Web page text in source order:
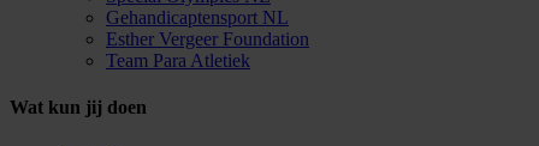
Gehandicaptensport NL
Esther Vergeer Foundation
Team Para Atletiek
Wat kun jij doen